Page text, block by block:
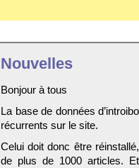
Nouvelles
Bonjour à tous
La base de données
récurrents sur le site.
Celui doit donc être
de plus de 1000 articles.